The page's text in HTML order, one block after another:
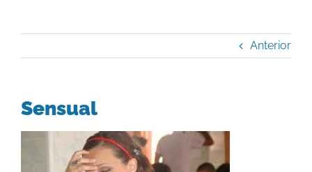
Anterior
Sensual